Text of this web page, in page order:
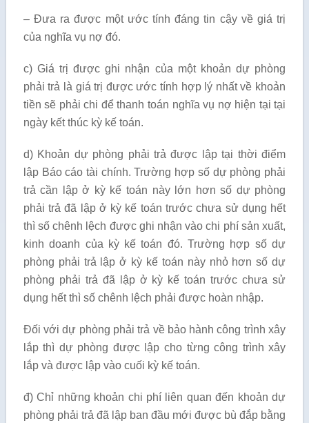
– Đưa ra được một ước tính đáng tin cậy về giá trị
của nghĩa vụ nợ đó.
c) Giá trị được ghi nhận của một khoản dự phòng
phải trả là giá trị được ước tính hợp lý nhất về khoản
tiền sẽ phải chi để thanh toán nghĩa vụ nợ hiện tại tại
ngày kết thúc kỳ kế toán.
d) Khoản dự phòng phải trả được lập tại thời điểm
lập Báo cáo tài chính. Trường hợp số dự phòng phải
trả cần lập ở kỳ kế toán này lớn hơn số dự phòng
phải trả đã lập ở kỳ kế toán trước chưa sử dụng hết
thì số chênh lệch được ghi nhận vào chi phí sản xuất,
kinh doanh của kỳ kế toán đó. Trường hợp số dự
phòng phải trả lập ở kỳ kế toán này nhỏ hơn số dự
phòng phải trả đã lập ở kỳ kế toán trước chưa sử
dụng hết thì số chênh lệch phải được hoàn nhập.
Đối với dự phòng phải trả về bảo hành công trình xây
lắp thì dự phòng được lập cho từng công trình xây
lắp và được lập vào cuối kỳ kế toán.
đ) Chỉ những khoản chi phí liên quan đến khoản dự
phòng phải trả đã lập ban đầu mới được bù đắp bằng